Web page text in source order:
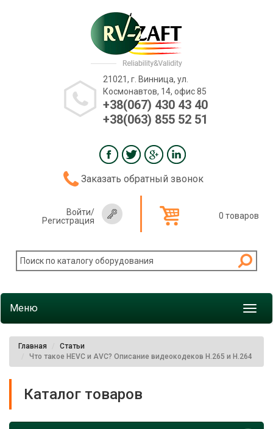
21021, г. Винница, ул.
Космонавтов, 14, офис 85
+38(067) 430 43 40
+38(063) 855 52 51
Заказать обратный звонок
Войти/
Регистрация
0 товаров
Меню
Главная
Статьи
Что такое HEVC и AVC? Описание видеокодеков H.265 и H.264
Каталог товаров